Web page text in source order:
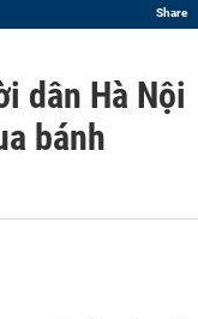
Share
dân Hà Nội
bánh